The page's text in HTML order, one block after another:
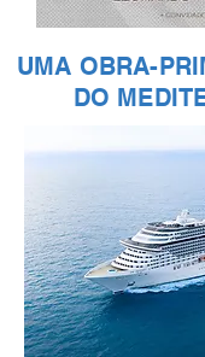
UMA OBRA-
DO